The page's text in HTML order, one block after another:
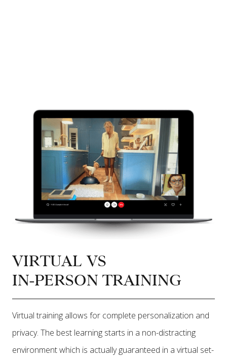
VIRTUAL VS
IN-PERSON TRAINING
Virtual training allows for complete personalization and
privacy. The best learning starts in a non-distracting
environment which is actually guaranteed in a virtual set-